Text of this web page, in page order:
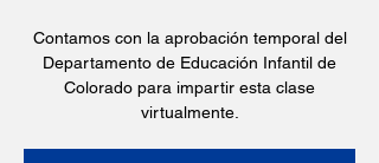
Contamos con la aprobación temporal del
Departamento de Educación Infantil de
Colorado para impartir esta clase
virtualmente.